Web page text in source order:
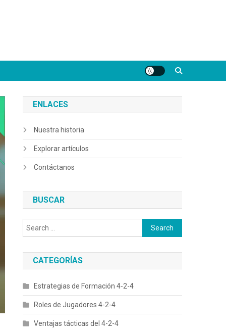
ENLACES
Nuestra historia
Explorar artículos
Contáctanos
BUSCAR
Search
for:
CATEGORÍAS
Estrategias de Formación 4-2-4
Roles de Jugadores 4-2-4
Ventajas tácticas del 4-2-4